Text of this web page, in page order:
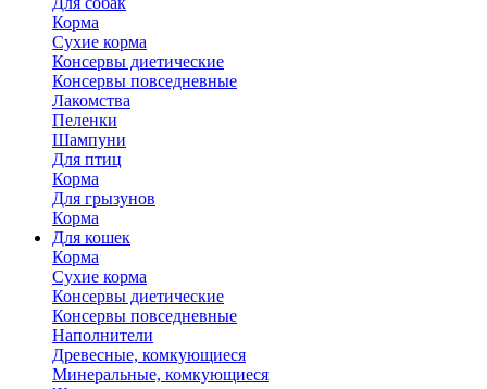
Корма
Сухие корма
Консервы диетические
Консервы повседневные
Лакомства
Пеленки
Шампуни
Для птиц
Корма
Для грызунов
Корма
Для кошек
Корма
Сухие корма
Консервы диетические
Консервы повседневные
Наполнители
Древесные, комкующиеся
Минеральные, комкующиеся